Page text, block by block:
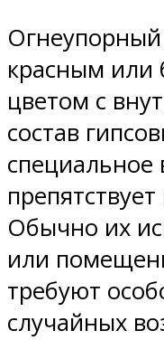
красным или
цветом с
состав
специальное
Обычно их
или
требуют
случайных